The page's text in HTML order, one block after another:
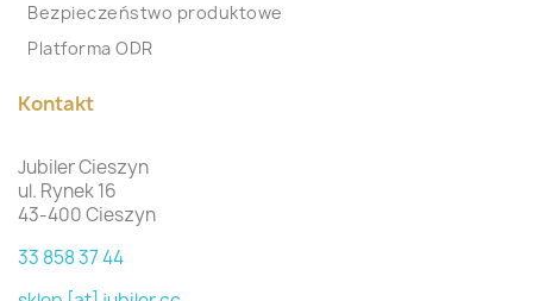
Bezpieczeństwo produktowe
Platforma ODR
Kontakt
Jubiler Cieszyn
ul. Rynek 16
43-400 Cieszyn
33 858 37 44